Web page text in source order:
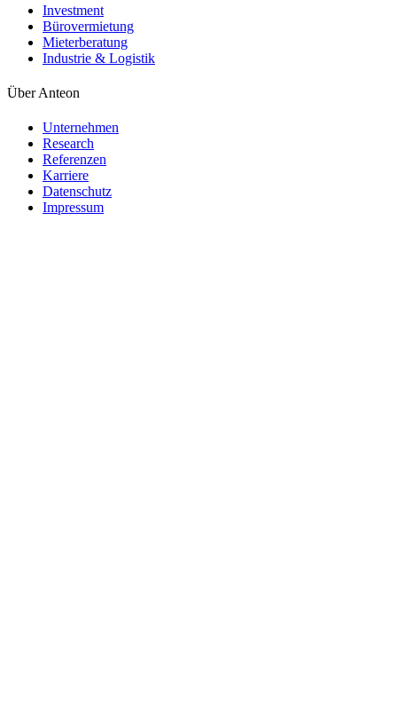
Investment
Bürovermietung
Mieterberatung
Industrie & Logistik
Über Anteon
Unternehmen
Research
Referenzen
Karriere
Datenschutz
Impressum